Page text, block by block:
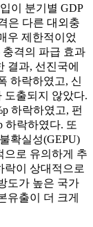
이 분기별 GDP
은 다른 대외충
우 제한적이었
충격의 파급 효과
결과, 선진국에
하락하였고, 신
도출되지 않았다.
하락하였고, 펀
하락하였다. 또
확실성(GEPU)
으로 유의하게 추
락이 상대적으로
도가 높은 국가
유출이 더 크게